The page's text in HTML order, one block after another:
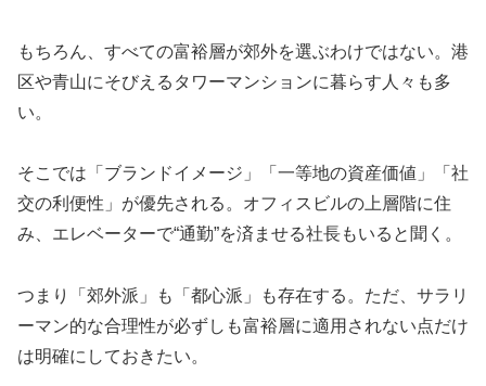
もちろん、すべての富裕層が郊外を選ぶわけではない。港
区や青山にそびえるタワーマンションに暮らす人々も多
い。
そこでは「ブランドイメージ」「一等地の資産価値」「社
交の利便性」が優先される。オフィスビルの上層階に住
み、エレベーターで“通勤”を済ませる社長もいると聞く。
つまり「郊外派」も「都心派」も存在する。ただ、サラリ
ーマン的な合理性が必ずしも富裕層に適用されない点だけ
は明確にしておきたい。